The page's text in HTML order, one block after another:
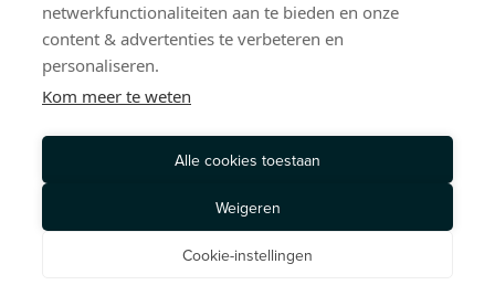
netwerkfunctionaliteiten aan te bieden en onze
content & advertenties te verbeteren en
personaliseren.
Kom meer te weten
Alle cookies toestaan
Weigeren
Cookie-instellingen